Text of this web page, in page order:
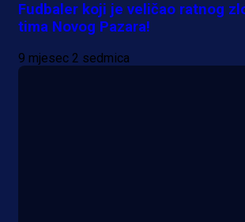
Fudbaler koji je veličao ratnog
tima Novog Pazara!
9 mjesec 2 sedmica